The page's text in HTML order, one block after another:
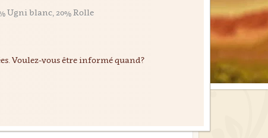
Ugni blanc, 20% Rolle
Voulez-vous être informé quand?